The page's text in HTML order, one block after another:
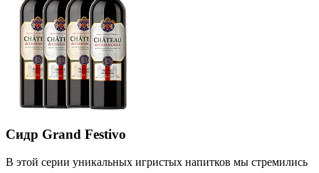
Сидр Grand Festivo
В этой серии уникальных игристых напитков мы стремились